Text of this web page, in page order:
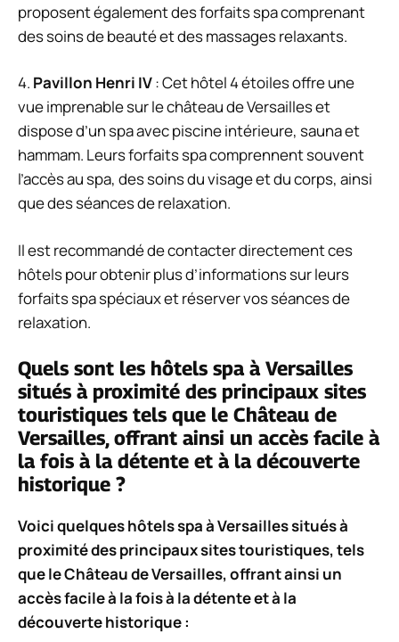
proposent également des forfaits spa comprenant
des soins de beauté et des massages relaxants.
4. Pavillon Henri IV: Cet hôtel 4 étoiles offre une
vue imprenable sur le château de Versailles et
dispose d’un spa avec piscine intérieure, sauna et
hammam. Leurs forfaits spa comprennent souvent
l’accès au spa, des soins du visage et du corps, ainsi
que des séances de relaxation.
Il est recommandé de contacter directement ces
hôtels pour obtenir plus d’informations sur leurs
forfaits spa spéciaux et réserver vos séances de
relaxation.
Quels sont les hôtels spa à Versailles
situés à proximité des principaux sites
touristiques tels que le Château de
Versailles, offrant ainsi un accès facile à
la fois à la détente et à la découverte
historique ?
Voici quelques hôtels spa à Versailles situés à
proximité des principaux sites touristiques, tels
que le Château de Versailles, offrant ainsi un
accès facile à la fois à la détente et à la
découverte historique :